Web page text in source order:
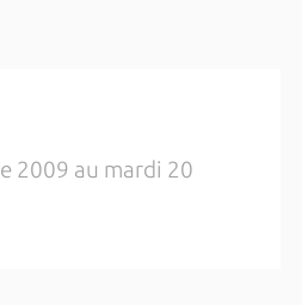
2009 au mardi 20